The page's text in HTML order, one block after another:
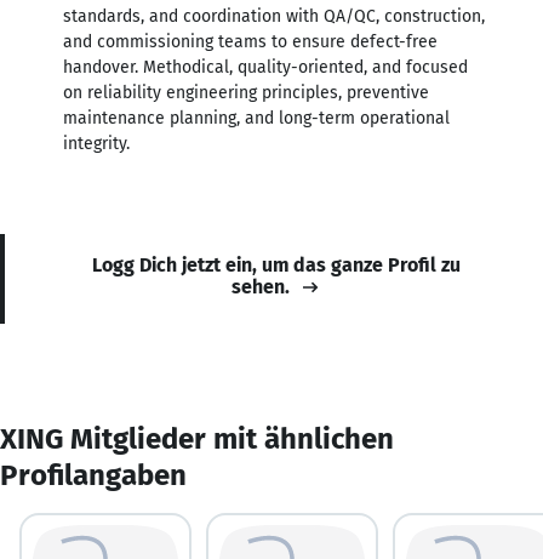
standards, and coordination with QA/QC, construction,
and commissioning teams to ensure defect-free
handover. Methodical, quality-oriented, and focused
on reliability engineering principles, preventive
maintenance planning, and long-term operational
integrity.
Logg Dich jetzt ein, um das ganze Profil zu
sehen.
XING Mitglieder mit ähnlichen
Profilangaben